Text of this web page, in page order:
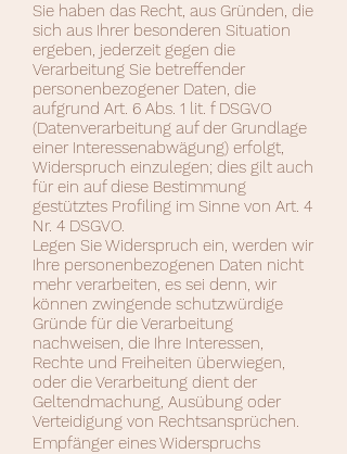
Sie haben das Recht, aus Gründen, die
sich aus Ihrer besonderen Situation
ergeben, jederzeit gegen die
Verarbeitung Sie betreffender
personenbezogener Daten, die
aufgrund Art. 6 Abs. 1 lit. f DSGVO
(Datenverarbeitung auf der Grundlage
einer Interessenabwägung) erfolgt,
Widerspruch einzulegen; dies gilt auch
für ein auf diese Bestimmung
gestütztes Profiling im Sinne von Art. 4
Nr. 4 DSGVO.
Legen Sie Widerspruch ein, werden wir
Ihre personenbezogenen Daten nicht
mehr verarbeiten, es sei denn, wir
können zwingende schutzwürdige
Gründe für die Verarbeitung
nachweisen, die Ihre Interessen,
Rechte und Freiheiten überwiegen,
oder die Verarbeitung dient der
Geltendmachung, Ausübung oder
Verteidigung von Rechtsansprüchen.
Empfänger eines Widerspruchs